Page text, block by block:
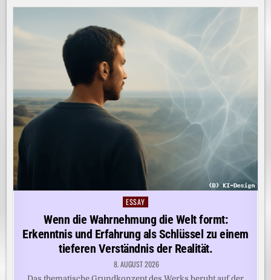
Posted
in
ESSAY
Wenn die Wahrnehmung die Welt formt:
Erkenntnis und Erfahrung als Schlüssel zu einem
tieferen Verständnis der Realität.
8. AUGUST 2026